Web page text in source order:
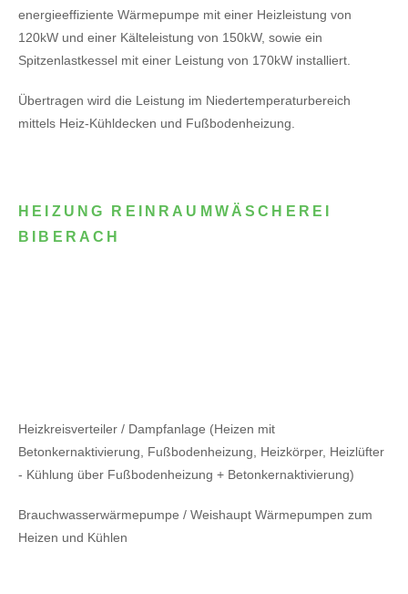
energieeffiziente Wärmepumpe mit einer Heizleistung von
120kW und einer Kälteleistung von 150kW, sowie ein
Spitzenlastkessel mit einer Leistung von 170kW installiert.
Übertragen wird die Leistung im Niedertemperaturbereich
mittels Heiz-Kühldecken und Fußbodenheizung.
HEIZUNG REINRAUMWÄSCHEREI
BIBERACH
Heizkreisverteiler / Dampfanlage (Heizen mit
Betonkernaktivierung, Fußbodenheizung, Heizkörper, Heizlüfter
- Kühlung über Fußbodenheizung + Betonkernaktivierung)
Brauchwasserwärmepumpe / Weishaupt Wärmepumpen zum
Heizen und Kühlen